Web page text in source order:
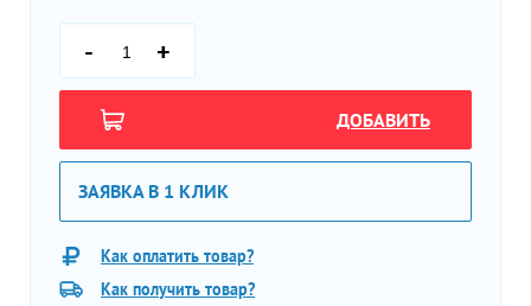
- +
ДОБАВИТЬ
ЗАЯВКА В 1 КЛИК
Как оплатить товар?
Как получить товар?